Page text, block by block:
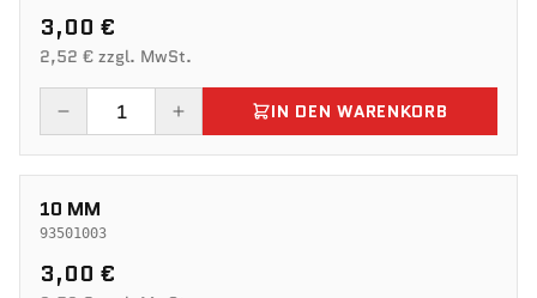
3,00 €
2,52 € zzgl. MwSt.
IN DEN WARENKORB
10 MM
93501003
3,00 €